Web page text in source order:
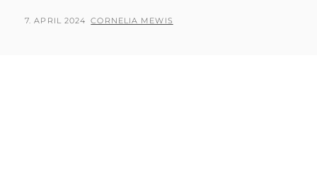
POSTED
7. APRIL 2024 BY
CORNELIA MEWIS